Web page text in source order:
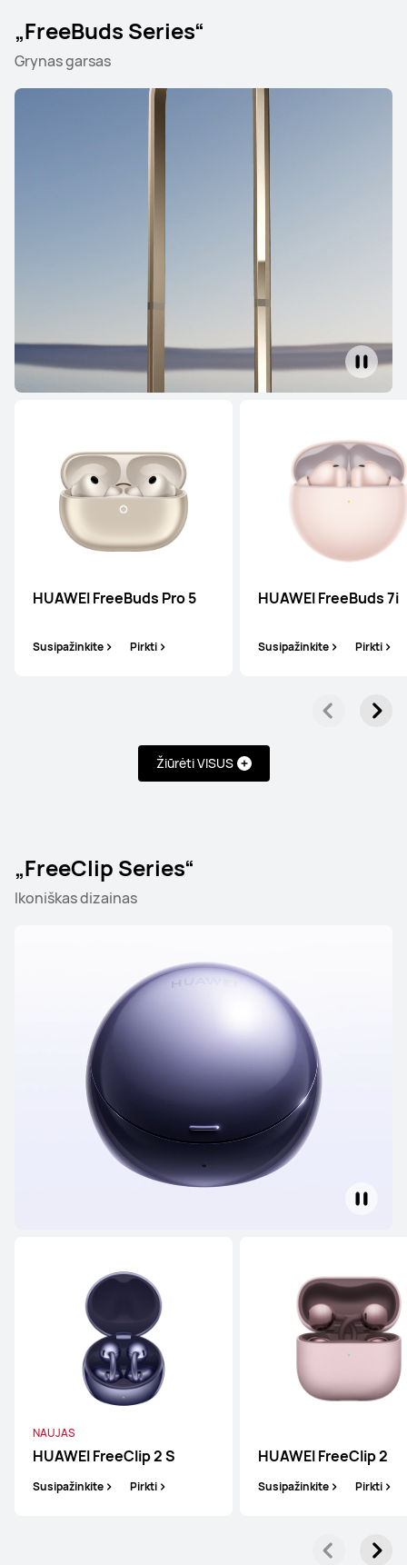
„FreeBuds Series“
Grynas garsas
HUAWEI FreeBuds Pro 5
Susipažinkite Pirkti
HUAWEI FreeBuds 7i
Susipažinkite Pirkti
Žiūrėti VISUS
„FreeClip Series“
Ikoniškas dizainas
NAUJAS
HUAWEI FreeClip 2 S
Susipažinkite Pirkti
HUAWEI FreeClip 2
Susipažinkite Pirkti
„FreeBuds Series“
HUAWEI FreeBuds 7i
Susipažinkite Pirkti
Susipažinkite Pirkti